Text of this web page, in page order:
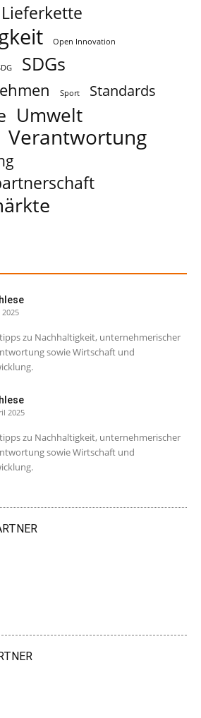
Lieferkette
Open Innovation
SDGs
Sport Standards
Umwelt
Verantwortung
2025
zu Nachhaltigkeit, unternehmerischer
sowie Wirtschaft und
2025
zu Nachhaltigkeit, unternehmerischer
sowie Wirtschaft und